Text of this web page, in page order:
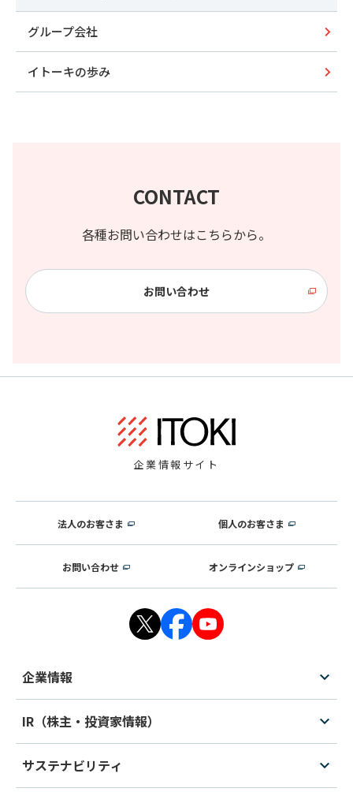
グループ会社
イトーキの歩み
CONTACT
各種お問い合わせはこちらから。
お問い合わせ
企業情報サイト
法人のお客さま 個人のお客さま
お問い合わせ オンラインショップ
企業情報
IR（株主・投資家情報）
サステナビリティ